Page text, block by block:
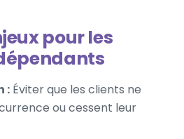
pour les
: Éviter que les clients ne
ou cessent leur